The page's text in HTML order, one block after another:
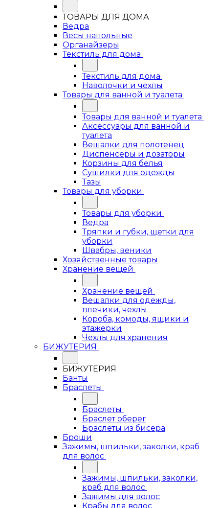
ТОВАРЫ ДЛЯ ДОМА
Ведра
Весы напольные
Органайзеры
Текстиль для дома
Текстиль для дома
Наволочки и чехлы
Товары для ванной и туалета
Товары для ванной и туалета
Аксессуары для ванной и
туалета
Вешалки для полотенец
Диспенсеры и дозаторы
Корзины для белья
Сушилки для одежды
Тазы
Товары для уборки
Товары для уборки
Ведра
Тряпки и губки, щетки для
уборки
Швабры, веники
Хозяйственные товары
Хранение вещей
Хранение вещей
Вешалки для одежды,
плечики, чехлы
Короба, комоды, ящики и
этажерки
Чехлы для хранения
БИЖУТЕРИЯ
БИЖУТЕРИЯ
Банты
Браслеты
Браслеты
Браслет оберег
Браслеты из бисера
Броши
Зажимы, шпильки, заколки, краб
для волос
Зажимы, шпильки, заколки,
краб для волос
Зажимы для волос
Крабы для волос